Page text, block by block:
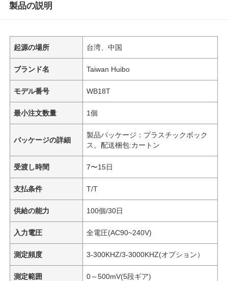
製品の説明
起源の場所 台湾、中国
ブランド名 Taiwan Huibo
モデル番号 WB18T
最小注文数量 1個
パッケージの詳細
製品パッケージ：プラスチックボック
ス。配送梱包:カートン
受渡し時間 7〜15日
支払条件 T/T
供給の能力 100個/30日
入力電圧 全電圧(AC90~240V)
測定頻度 3-300KHZ/3-3000KHZ(オプション）
測定範囲 0～500mV(5段ギア)